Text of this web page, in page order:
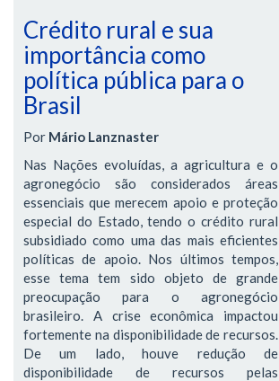
Crédito rural e sua
importância como
política pública para o
Brasil
Por Mário Lanznaster
Nas Nações evoluídas, a agricultura e o
agronegócio são considerados áreas
essenciais que merecem apoio e proteção
especial do Estado, tendo o crédito rural
subsidiado como uma das mais eficientes
políticas de apoio. Nos últimos tempos,
esse tema tem sido objeto de grande
preocupação para o agronegócio
brasileiro. A crise econômica impactou
fortemente na disponibilidade de recursos.
De um lado, houve redução de
disponibilidade de recursos pelas